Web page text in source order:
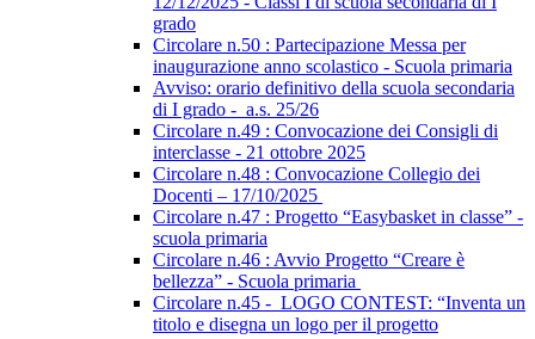
grado
Circolare n.50 : Partecipazione Messa per
inaugurazione anno scolastico - Scuola primaria
Avviso: orario definitivo della scuola secondaria
di I grado - a.s. 25/26
Circolare n.49 : Convocazione dei Consigli di
interclasse - 21 ottobre 2025
Circolare n.48 : Convocazione Collegio dei
Docenti – 17/10/2025
Circolare n.47 : Progetto “Easybasket in classe” -
scuola primaria
Circolare n.46 : Avvio Progetto “Creare è
bellezza” - Scuola primaria
Circolare n.45 - LOGO CONTEST: “Inventa un
titolo e disegna un logo per il progetto